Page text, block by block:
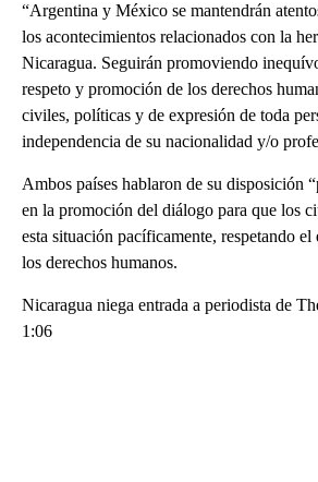
“Argentina y México se mantendrán
los acontecimientos relacionados con la
Nicaragua. Seguirán promoviendo
respeto y promoción de los derechos
civiles, políticas y de expresión de toda
independencia de su nacionalidad y/o
Ambos países hablaron de su disposición
en la promoción del diálogo para que los
esta situación pacíficamente, respetando el
los derechos humanos.
Nicaragua niega entrada a periodista de
1:06